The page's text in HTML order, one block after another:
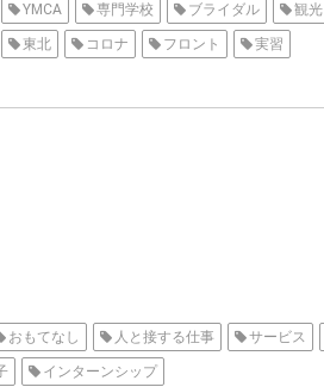
YMCA 専門学校 ブライダル 観光
東北 コロナ フロント 実習
おもてなし 人と接する仕事 サービス
インターンシップ